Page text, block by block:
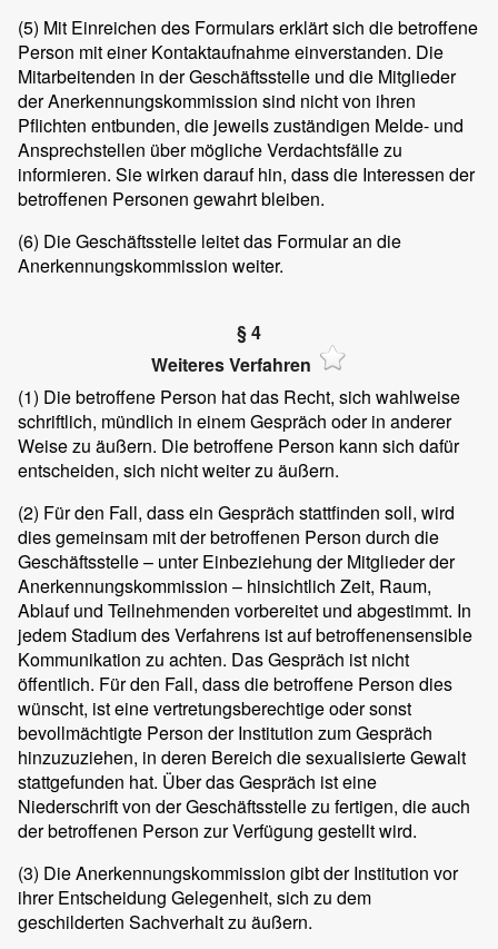
(5) Mit Einreichen des Formulars erklärt sich die betroffene
Person mit einer Kontaktaufnahme einverstanden. Die
Mitarbeitenden in der Geschäftsstelle und die Mitglieder
der Anerkennungskommission sind nicht von ihren
Pflichten entbunden, die jeweils zuständigen Melde- und
Ansprechstellen über mögliche Verdachtsfälle zu
informieren. Sie wirken darauf hin, dass die Interessen der
betroffenen Personen gewahrt bleiben.
(6) Die Geschäftsstelle leitet das Formular an die
Anerkennungskommission weiter.
§ 4
Weiteres Verfahren
(1) Die betroffene Person hat das Recht, sich wahlweise
schriftlich, mündlich in einem Gespräch oder in anderer
Weise zu äußern. Die betroffene Person kann sich dafür
entscheiden, sich nicht weiter zu äußern.
(2) Für den Fall, dass ein Gespräch stattfinden soll, wird
dies gemeinsam mit der betroffenen Person durch die
Geschäftsstelle – unter Einbeziehung der Mitglieder der
Anerkennungskommission – hinsichtlich Zeit, Raum,
Ablauf und Teilnehmenden vorbereitet und abgestimmt. In
jedem Stadium des Verfahrens ist auf betroffenensensible
Kommunikation zu achten. Das Gespräch ist nicht
öffentlich. Für den Fall, dass die betroffene Person dies
wünscht, ist eine vertretungsberechtige oder sonst
bevollmächtigte Person der Institution zum Gespräch
hinzuzuziehen, in deren Bereich die sexualisierte Gewalt
stattgefunden hat. Über das Gespräch ist eine
Niederschrift von der Geschäftsstelle zu fertigen, die auch
der betroffenen Person zur Verfügung gestellt wird.
(3) Die Anerkennungskommission gibt der Institution vor
ihrer Entscheidung Gelegenheit, sich zu dem
geschilderten Sachverhalt zu äußern.